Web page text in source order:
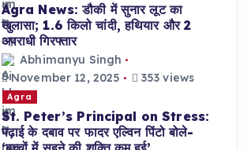
Agra News: डौकी में सुनार लूट का
खुलासा; 1.6 किलो चांदी, हथियार और 2
अपराधी गिरफ्तार
Abhimanyu Singh
November 12, 2025
353 views
Agra
St. Peter’s Principal on Stress:
पढ़ाई के दबाव पर फादर एल्विन पिंटो बोले-